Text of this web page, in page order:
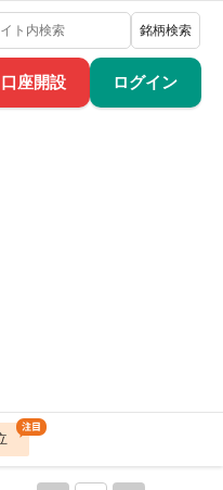
口座開設 ログイン
銘柄検索